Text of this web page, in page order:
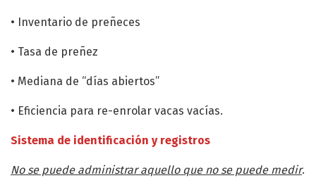
• Inventario de preñeces
• Tasa de preñez
• Mediana de “días abiertos”
• Eficiencia para re-enrolar vacas vacías.
Sistema de identificación y registros
No se puede administrar aquello que no se puede medir.